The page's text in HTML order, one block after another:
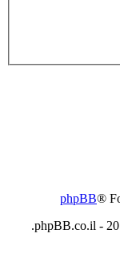
phpBB®